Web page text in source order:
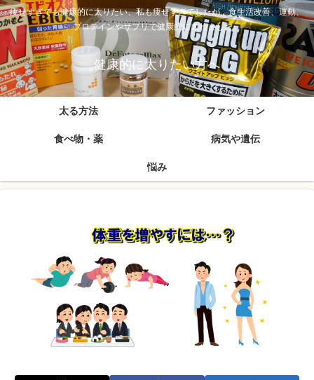
痩せすぎでも健康的に太りたい、私も痩せすぎでしたが、食生活改善、運動、
プロテインやサプリで健康的に太れました。
健康的に太りたい方へ
太る方法 ファッション
食べ物・薬 病気や遺伝
悩み